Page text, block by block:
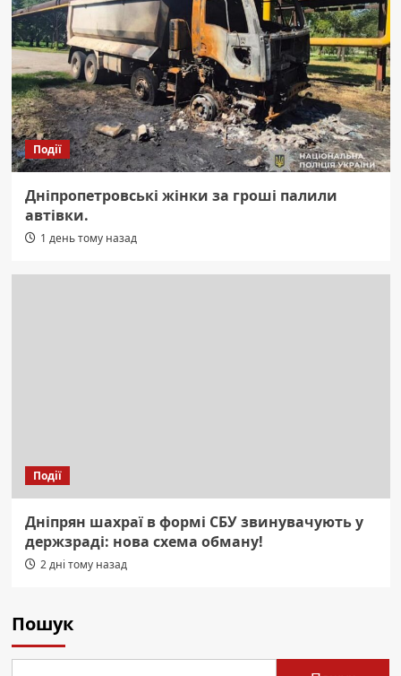
Події
Дніпропетровські жінки за гроші палили
автівки.
1 день тому назад
Події
Дніпрян шахраї в формі СБУ звинувачують у
держзраді: нова схема обману!
2 дні тому назад
Пошук